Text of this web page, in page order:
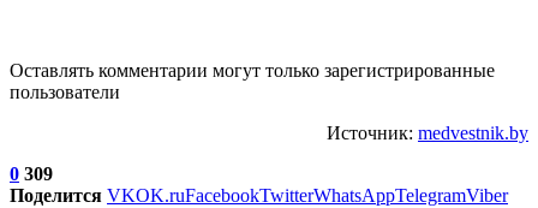
Оставлять комментарии могут только зарегистрированные
пользователи
Источник: medvestnik.by
0 309
Поделится VKOK.ruFacebookTwitterWhatsAppTelegramViber